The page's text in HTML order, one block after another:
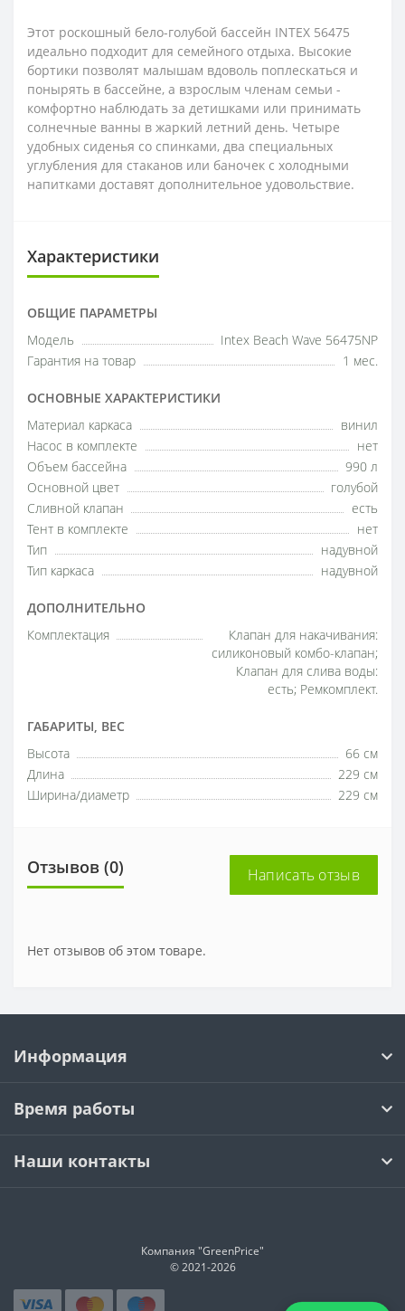
Этот роскошный бело-голубой бассейн INTEX 56475
идеально подходит для семейного отдыха. Высокие
бортики позволят малышам вдоволь поплескаться и
понырять в бассейне, а взрослым членам семьи -
комфортно наблюдать за детишками или принимать
солнечные ванны в жаркий летний день. Четыре
удобных сиденья со спинками, два специальных
углубления для стаканов или баночек с холодными
напитками доставят дополнительное удовольствие.
Характеристики
ОБЩИЕ ПАРАМЕТРЫ
Модель
Intex Beach Wave 56475NP
Гарантия на товар
1 мес.
ОСНОВНЫЕ ХАРАКТЕРИСТИКИ
Материал каркаса
винил
Насос в комплекте
нет
Объем бассейна
990 л
Основной цвет
голубой
Сливной клапан
есть
Тент в комплекте
нет
Тип
надувной
Тип каркаса
надувной
ДОПОЛНИТЕЛЬНО
Комплектация
Клапан для накачивания:
силиконовый комбо-клапан;
Клапан для слива воды:
есть; Ремкомплект.
ГАБАРИТЫ, ВЕС
Высота
66 см
Длина
229 см
Ширина/диаметр
229 см
Отзывов (0) Написать отзыв
Нет отзывов об этом товаре.
Информация
Время работы
Наши контакты
Компания "GreenPrice"
© 2021-2026